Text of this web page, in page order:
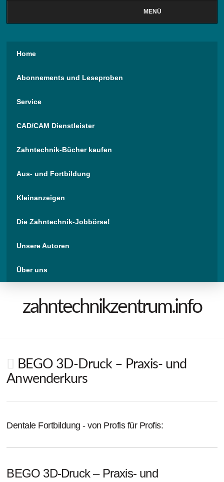
MENÜ
Home
Abonnements und Leseproben
Service
CAD/CAM Dienstleister
Zahntechnik-Bücher kaufen
Aus- und Fortbildung
Kleinanzeigen
Die Zahntechnik-Jobbörse!
Unsere Autoren
Über uns
zahntechnikzentrum.info
BEGO 3D-Druck – Praxis- und
Anwenderkurs
Dentale Fortbildung - von Profis für Profis:
BEGO 3D-Druck – Praxis- und